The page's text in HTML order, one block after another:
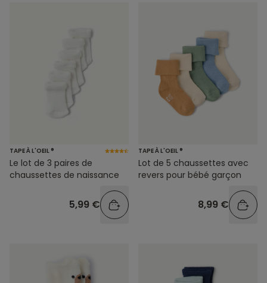
TAPE À L'OEIL ®
Le lot de 3 paires de
chaussettes de naissance
5,99 €
TAPE À L'OEIL ®
Lot de 5 chaussettes avec
revers pour bébé garçon
8,99 €